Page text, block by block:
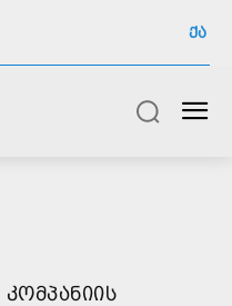
ᲥᲐ